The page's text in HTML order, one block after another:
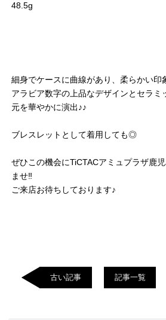
48.5g
細身でケースに曲線があり、柔らかい印
アラビア数字の上品なデザインとセラミ
元を華やかに演出♪♪
ブレスレットとして着用しても◎
ぜひこの機会にTiCTACアミュプラザ鹿
ませ‼︎
ご来店お待ちしております♪
古い記事 記事一覧